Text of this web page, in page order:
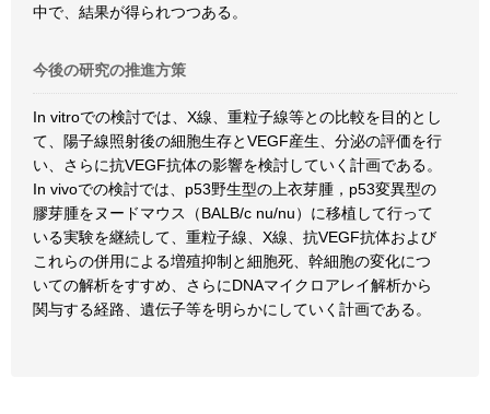
中で、結果が得られつつある。
今後の研究の推進方策
In vitroでの検討では、X線、重粒子線等との比較を目的とし
て、陽子線照射後の細胞生存とVEGF産生、分泌の評価を行
い、さらに抗VEGF抗体の影響を検討していく計画である。
In vivoでの検討では、p53野生型の上衣芽腫，p53変異型の
膠芽腫をヌードマウス（BALB/c nu/nu）に移植して行って
いる実験を継続して、重粒子線、X線、抗VEGF抗体および
これらの併用による増殖抑制と細胞死、幹細胞の変化につ
いての解析をすすめ、さらにDNAマイクロアレイ解析から
関与する経路、遺伝子等を明らかにしていく計画である。